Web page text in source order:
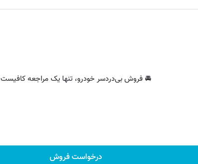
🚘 فروش بی‌دردسر خودرو، تنها یک مراجعه کافیست
درخواست فروش